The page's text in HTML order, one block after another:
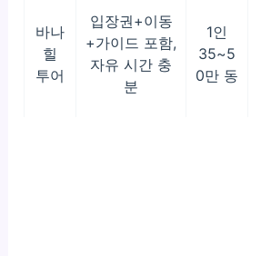
바나
힐
투어
입장권+이동
+가이드 포함,
자유 시간 충
분
1인
35~5
0만 동